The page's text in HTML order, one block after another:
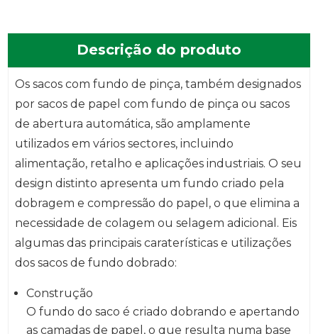
Descrição do produto
Os sacos com fundo de pinça, também designados
por sacos de papel com fundo de pinça ou sacos
de abertura automática, são amplamente
utilizados em vários sectores, incluindo
alimentação, retalho e aplicações industriais. O seu
design distinto apresenta um fundo criado pela
dobragem e compressão do papel, o que elimina a
necessidade de colagem ou selagem adicional. Eis
algumas das principais caraterísticas e utilizações
dos sacos de fundo dobrado:
Construção
O fundo do saco é criado dobrando e apertando
as camadas de papel, o que resulta numa base